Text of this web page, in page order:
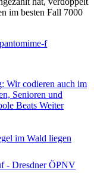
im besten Fall 7000
f
Wir codieren auch im
Senioren und
Beats Weiter
im Wald liegen
- Dresdner ÖPNV